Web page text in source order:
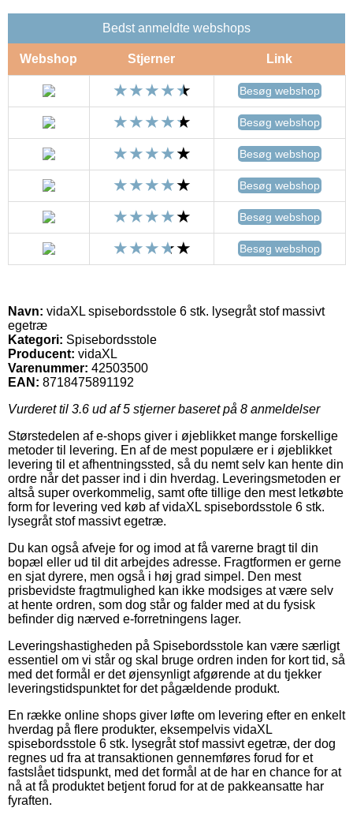
Bedst anmeldte webshops
Webshop Stjerner Link
Besøg webshop
Besøg webshop
Besøg webshop
Besøg webshop
Besøg webshop
Besøg webshop
Navn: vidaXL spisebordsstole 6 stk. lysegråt stof massivt
egetræ
Kategori: Spisebordsstole
Producent: vidaXL
Varenummer: 42503500
EAN: 8718475891192
Vurderet til 3.6 ud af 5 stjerner baseret på 8 anmeldelser
Størstedelen af e-shops giver i øjeblikket mange forskellige
metoder til levering. En af de mest populære er i øjeblikket
levering til et afhentningssted, så du nemt selv kan hente din
ordre når det passer ind i din hverdag. Leveringsmetoden er
altså super overkommelig, samt ofte tillige den mest letkøbte
form for levering ved køb af vidaXL spisebordsstole 6 stk.
lysegråt stof massivt egetræ.
Du kan også afveje for og imod at få varerne bragt til din
bopæl eller ud til dit arbejdes adresse. Fragtformen er gerne
en sjat dyrere, men også i høj grad simpel. Den mest
prisbevidste fragtmulighed kan ikke modsiges at være selv
at hente ordren, som dog står og falder med at du fysisk
befinder dig nærved e-forretningens lager.
Leveringshastigheden på Spisebordsstole kan være særligt
essentiel om vi står og skal bruge ordren inden for kort tid, så
med det formål er det øjensynligt afgørende at du tjekker
leveringstidspunktet for det pågældende produkt.
En række online shops giver løfte om levering efter en enkelt
hverdag på flere produkter, eksempelvis vidaXL
spisebordsstole 6 stk. lysegråt stof massivt egetræ, der dog
regnes ud fra at transaktionen gennemføres forud for et
fastslået tidspunkt, med det formål at de har en chance for at
nå at få produktet betjent forud for at de pakkeansatte har
fyraften.